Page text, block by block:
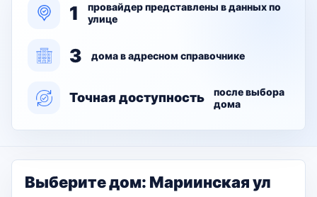
1
провайдер представлены в данных по
улице
3 дома в адресном справочнике
Точная доступность
после выбора
дома
Выберите дом: Мариинская ул